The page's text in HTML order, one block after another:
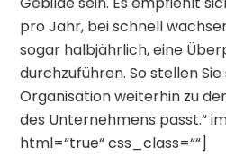
pro Jahr, bei schnell
sogar halbjährlich, eine
durchzuführen. So stellen
Organisation weiterhin zu
des Unternehmens passt.“
html=“true“ css_class=““]